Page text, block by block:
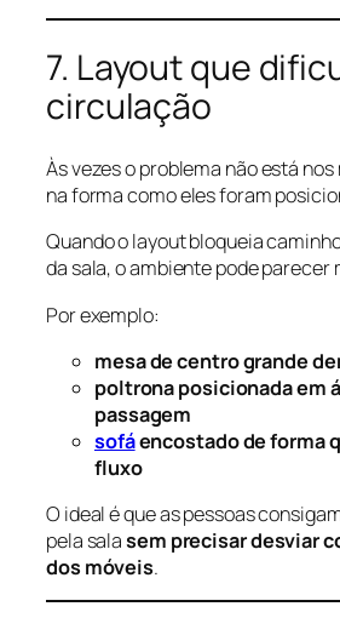
7. Layout que
circulação
Às vezes o problema não está
na forma como eles foram
Quando o layout bloqueia
da sala, o ambiente pode parecer
Por exemplo:
mesa de centro grande
poltrona posicionada em
passagem
sofáencostado de forma
fluxo
O ideal é que as pessoas
pela salasem precisar desviar
dos móveis.